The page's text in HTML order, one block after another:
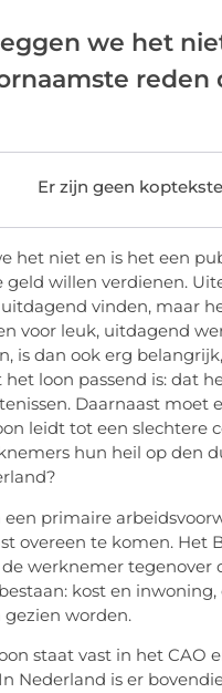
we het
reden
Er zijn geen
het niet en is het een
geld willen verdienen.
vinden, maar
voor leuk, uitdagend
is dan ook erg
loon passend is: dat
Daarnaast moet
leidt tot een slechtere
hun heil op den
een primaire
overeen te komen. Het
werknemer tegenover
kost en
worden.
staat vast in het
Nederland is er